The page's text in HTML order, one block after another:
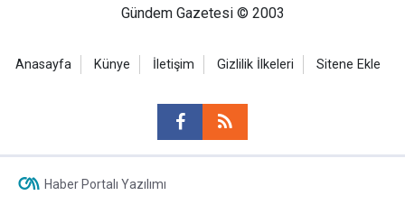
Gündem Gazetesi © 2003
Anasayfa Künye İletişim Gizlilik İlkeleri Sitene Ekle
Haber Portalı Yazılımı